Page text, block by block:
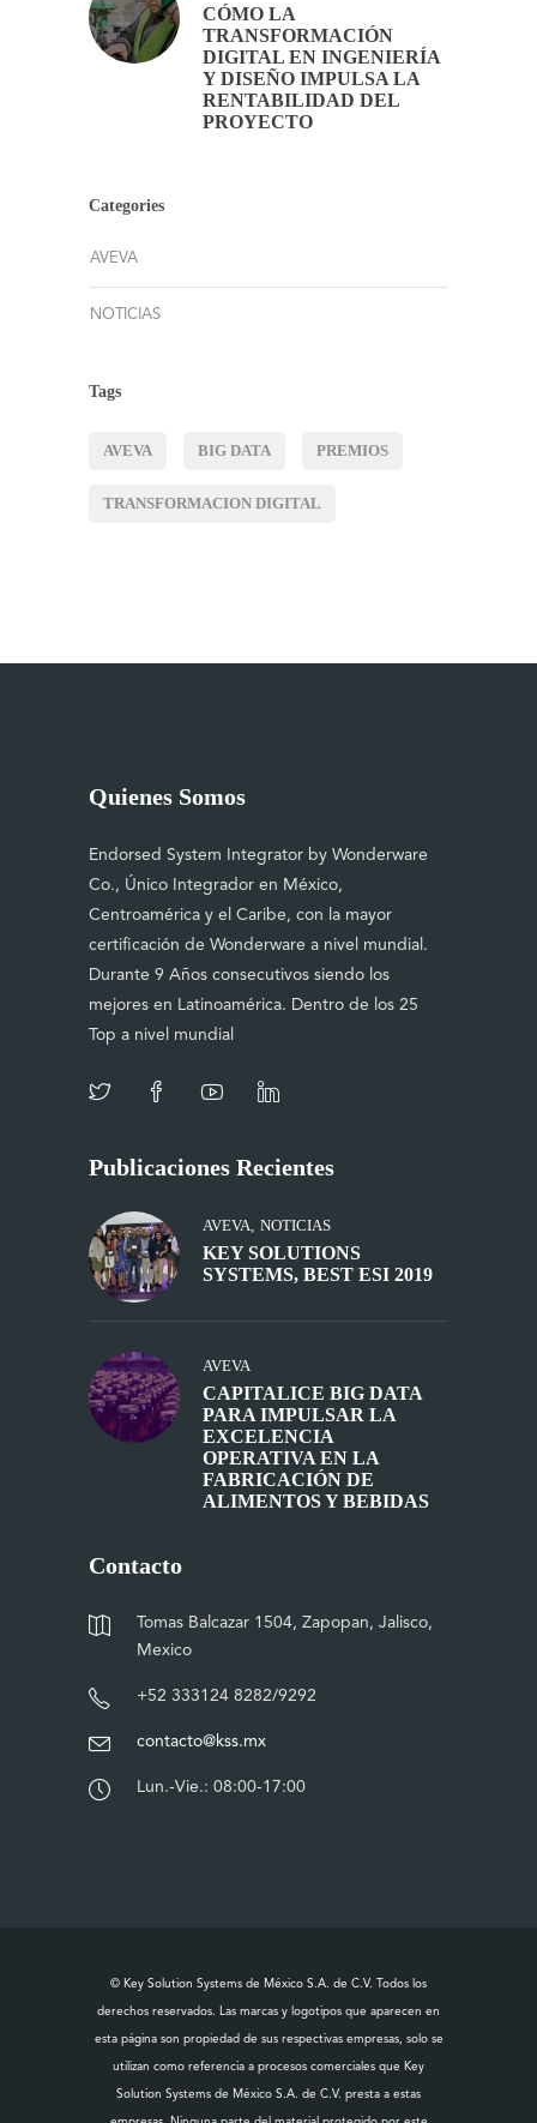
CÓMO LA
TRANSFORMACIÓN
DIGITAL EN INGENIERÍA
Y DISEÑO IMPULSA LA
RENTABILIDAD DEL
PROYECTO
Categories
AVEVA
NOTICIAS
Tags
AVEVA BIG DATA PREMIOS
TRANSFORMACION DIGITAL
Quienes Somos
Endorsed System Integrator by Wonderware
Co., Único Integrador en México,
Centroamérica y el Caribe, con la mayor
certificación de Wonderware a nivel mundial.
Durante 9 Años consecutivos siendo los
mejores en Latinoamérica. Dentro de los 25
Top a nivel mundial
Publicaciones Recientes
AVEVA NOTICIAS
KEY SOLUTIONS
SYSTEMS, BEST ESI 2019
AVEVA
CAPITALICE BIG DATA
PARA IMPULSAR LA
EXCELENCIA
OPERATIVA EN LA
FABRICACIÓN DE
ALIMENTOS Y BEBIDAS
Contacto
Tomas Balcazar 1504, Zapopan, Jalisco,
Mexico
+52 333124 8282/9292
contacto@kss.mx
Lun.-Vie.: 08:00-17:00
© Key Solution Systems de México S.A. de C.V. Todos los
derechos reservados. Las marcas y logotipos que aparecen en
esta página son propiedad de sus respectivas empresas, solo se
utilizan como referencia a procesos comerciales que Key
Solution Systems de México S.A. de C.V. presta a estas